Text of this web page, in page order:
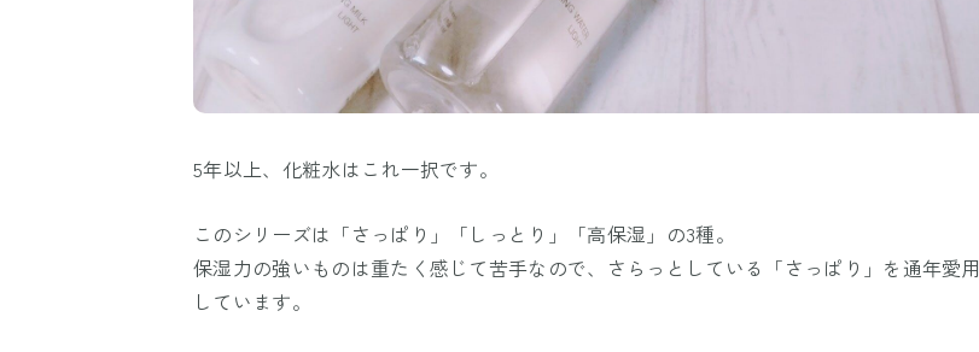
5年以上、化粧水はこれ一択です。
このシリーズは「さっぱり」「しっとり」「高保湿」の3種。
保湿力の強いものは重たく感じて苦手なので、さらっとしている「さっぱり」を通年愛用
しています。